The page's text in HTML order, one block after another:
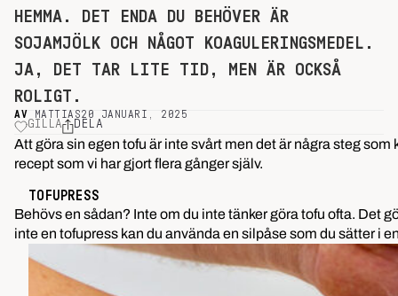
HEMMA. DET ENDA DU BEHÖVER ÄR
SOJAMJÖLK OCH NÅGOT KOAGULERINGSMEDEL.
JA, DET TAR LITE TID, MEN ÄR OCKSÅ
ROLIGT.
AV MATTIAS20 JANUARI, 2025
GILLA DELA
Att göra sin egen tofu är inte svårt men det är några steg
recept som vi har gjort flera gånger själv.
TOFUPRESS
Behövs en sådan? Inte om du inte tänker göra tofu ofta. Det
inte en tofupress kan du använda en silpåse som du sätter i